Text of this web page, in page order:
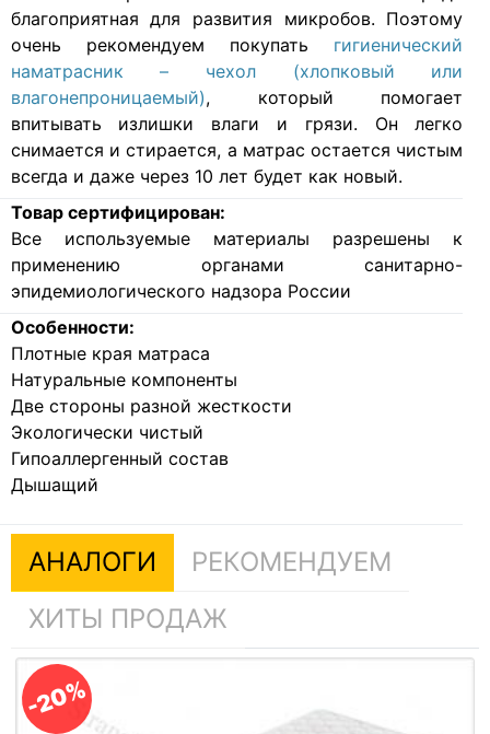
благоприятная для развития микробов. Поэтому
очень рекомендуем покупать гигиенический
наматрасник – чехол (хлопковый или
влагонепроницаемый), который помогает
впитывать излишки влаги и грязи. Он легко
снимается и стирается, а матрас остается чистым
всегда и даже через 10 лет будет как новый.
Товар сертифицирован:
Все используемые материалы разрешены к
применению органами санитарно-
эпидемиологического надзора России
Особенности:
Плотные края матраса
Натуральные компоненты
Две стороны разной жесткости
Экологически чистый
Гипоаллергенный состав
Дышащий
АНАЛОГИ
РЕКОМЕНДУЕМ
ХИТЫ ПРОДАЖ
-20%